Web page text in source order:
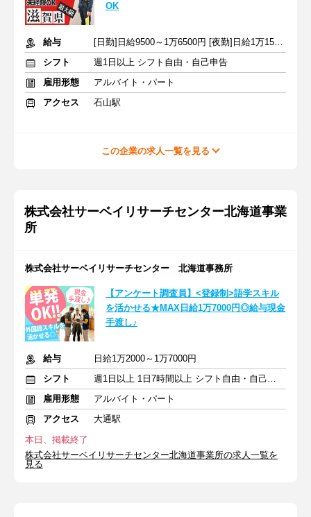
OK
給与
[日勤]日給9500～1万6500円 [夜勤]日給1万1500～1万9500円
シフト
週1日以上 シフト自由・自己申告
雇用形態
アルバイト・パート
アクセス
石山駅
この企業の求人一覧を見る
株式会社サーベイリサーチセンター北海道事業
所
株式会社サーベイリサーチセンター 北海道事務所
【アンケート調査員】<登録制>語学スキル
を活かせる★MAX日給1万7000円◎給与現金
手渡し♪
給与
日給1万2000～1万7000円
シフト
週1日以上 1日7時間以上 シフト自由・自己申告
雇用形態
アルバイト・パート
アクセス
大通駅
本日、掲載終了
株式会社サーベイリサーチセンター北海道事業所の求人一覧を
見る